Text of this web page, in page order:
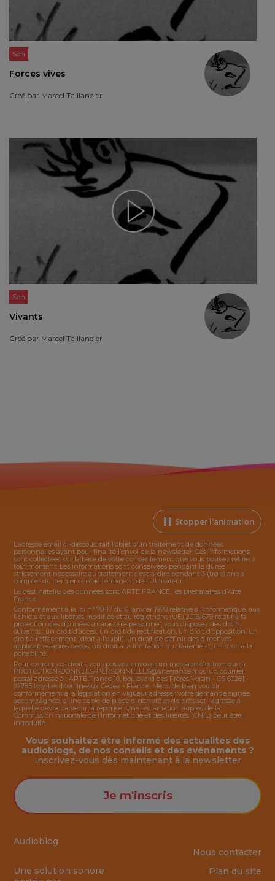
Son
Forces vives
Créé par Marcel Taillandier
Son
Vivants
Créé par Marcel Taillandier
Stopper l’animation
L’adresse email ci-dessous, fait l’objet d’un traitement de données
personnelles ayant pour finalité l’envoi de la newsletter. Ces informations
sont collectées sur la base de votre consentement que vous pouvez retirer à
tout moment. Les informations sont conservées pendant la durée
strictement nécessaire au traitement c’est-à-dire pendant 3 (trois) ans à
compter du dernier contact émanant de l’Utilisateur.
Le destinataire des données sont ARTE FRANCE, les prestataires d’Arte
France.
Conformément à la loi n° 78-17 du 6 janvier 1978 relative à l’informatique, aux
fichiers et aux libertés modifiée et au règlement (UE) 2016/679 relatif à la
protection des données à caractère personnel, vous disposez des droits
suivants : un droit d’accès, un droit de rectification, un droit d’opposition, un
droit à l’effacement (droit à l’oubli), un droit de définir des directives
applicables après décès, un droit à la limitation du traitement, un droit à la
portabilité.
Pour exercer vos droits, vous pouvez envoyer un message électronique à :
PROTECTION-DONNEES-PERSONNELLES@artefrance.fr ou un courrier
postal adressé à : ARTE France 10, boulevard des Frères Voisin - CS 60281 -
92785 Issy-Les-Moulineaux Cedex - France. Merci de bien vouloir
conformément à la législation en vigueur adresser votre demande signée,
accompagnée, d’une copie de pièce d’identité et de préciser l’adresse à
laquelle devra parvenir la réponse. Une réclamation auprès de la
Commission nationale de l’Informatique et des libertés (CNIL) peut être
introduite.
Audioblog
Une solution sonore
Vous souhaitez être informé des actualités des
audioblogs, de nos conseils et des événements ?
Inscrivez-vous dès maintenant à la newsletter
Je m'inscris
Nous contacter
Plan du site